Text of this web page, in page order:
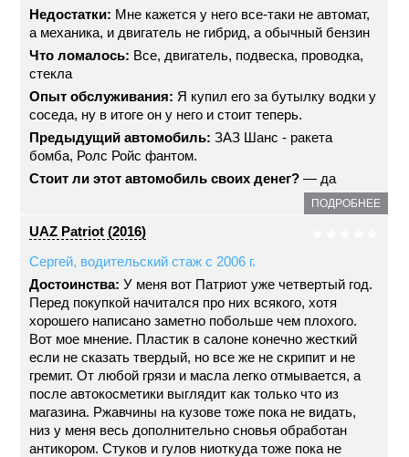
Недостатки: Мне кажется у него все-таки не автомат,
а механика, и двигатель не гибрид, а обычный бензин
Что ломалось: Все, двигатель, подвеска, проводка,
стекла
Опыт обслуживания: Я купил его за бутылку водки у
соседа, ну в итоге он у него и стоит теперь.
Предыдущий автомобиль: ЗАЗ Шанс - ракета
бомба, Ролс Ройс фантом.
Стоит ли этот автомобиль своих денег? — да
ПОДРОБНЕЕ
UAZ Patriot (2016)
Сергей, водительский стаж с 2006 г.
Достоинства: У меня вот Патриот уже четвертый год.
Перед покупкой начитался про них всякого, хотя
хорошего написано заметно побольше чем плохого.
Вот мое мнение. Пластик в салоне конечно жесткий
если не сказать твердый, но все же не скрипит и не
гремит. От любой грязи и масла легко отмывается, а
после автокосметики выглядит как только что из
магазина. Ржавчины на кузове тоже пока не видать,
низ у меня весь дополнительно сновья обработан
антикором. Стуков и гулов ниоткуда тоже пока не